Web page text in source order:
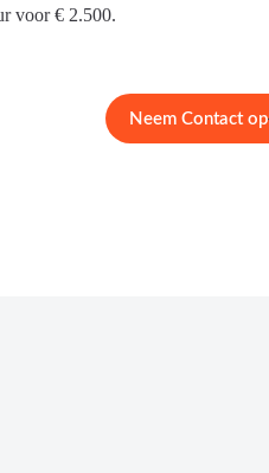
voor € 2.500.
Neem Contact op